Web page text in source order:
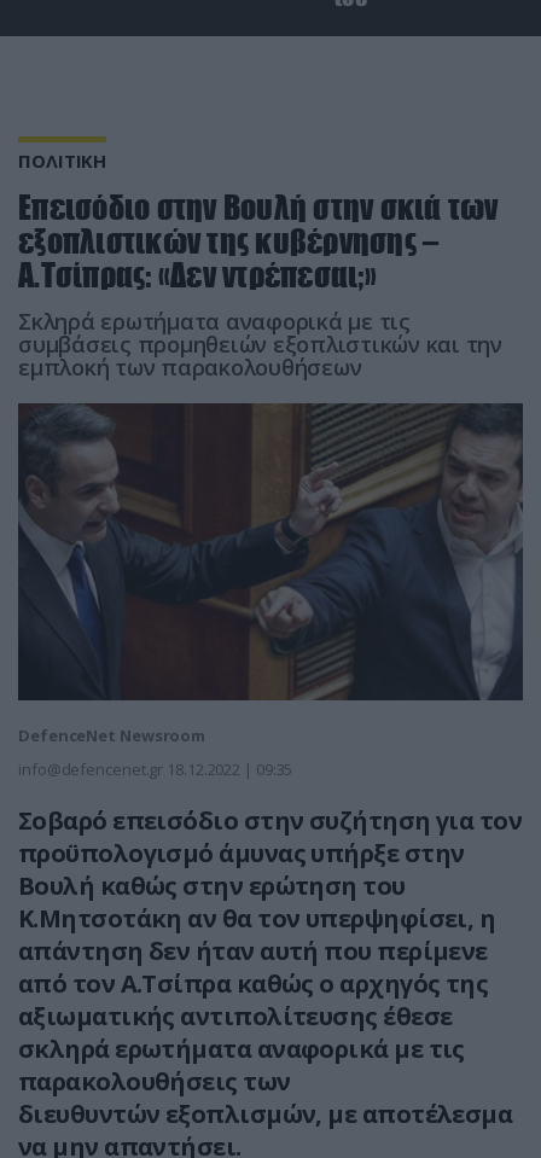
ΠΟΛΙΤΙΚΗ
Επεισόδιο στην Βουλή στην σκιά των
εξοπλιστικών της κυβέρνησης –
Α.Τσίπρας: «Δεν ντρέπεσαι;»
Σκληρά ερωτήματα αναφορικά με τις
συμβάσεις προμηθειών εξοπλιστικών και την
εμπλοκή των παρακολουθήσεων
DefenceNet Newsroom
info@defencenet.gr 18.12.2022 | 09:35
Σοβαρό επεισόδιο στην συζήτηση για τον
προϋπολογισμό άμυνας υπήρξε στην
Βουλή καθώς στην ερώτηση του
Κ.Μητσοτάκη αν θα τον υπερψηφίσει, η
απάντηση δεν ήταν αυτή που περίμενε
από τον Α.Τσίπρα καθώς ο αρχηγός της
αξιωματικής αντιπολίτευσης έθεσε
σκληρά ερωτήματα αναφορικά με τις
παρακολουθήσεις των
διευθυντών εξοπλισμών, με αποτέλεσμα
να μην απαντήσει.